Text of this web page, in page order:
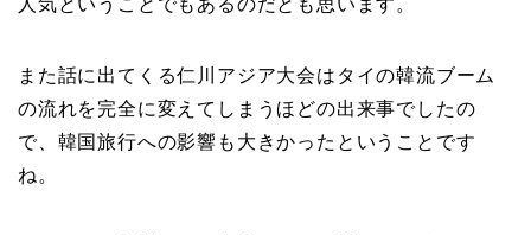
人気ということでもあるのだとも思います。
また話に出てくる仁川アジア大会はタイの韓流ブーム
の流れを完全に変えてしまうほどの出来事でしたの
で、韓国旅行への影響も大きかったということです
ね。